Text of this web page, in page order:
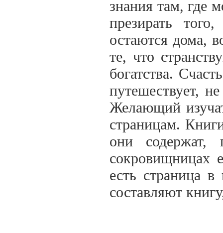
знания там, где
презирать
остаются дома,
те, что
богатства.
путешествует,
Желающий
страницам.
они
сокровищницах
есть страница
составляют